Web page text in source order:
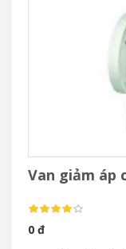
Van giảm áp
0 đ